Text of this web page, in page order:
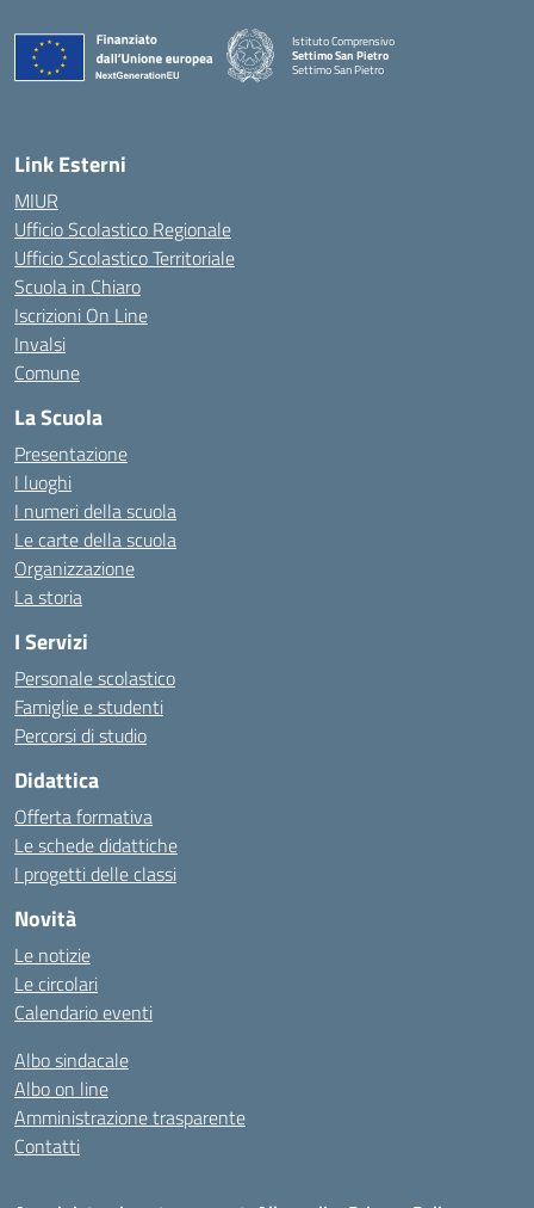
Istituto Comprensivo
Settimo San Pietro
Settimo San Pietro
Link Esterni
MIUR
Ufficio Scolastico Regionale
Ufficio Scolastico Territoriale
Scuola in Chiaro
Iscrizioni On Line
Invalsi
Comune
La Scuola
Presentazione
I luoghi
I numeri della scuola
Le carte della scuola
Organizzazione
La storia
I Servizi
Personale scolastico
Famiglie e studenti
Percorsi di studio
Didattica
Offerta formativa
Le schede didattiche
I progetti delle classi
Novità
Le notizie
Le circolari
Calendario eventi
Albo sindacale
Albo on line
Amministrazione trasparente
Contatti